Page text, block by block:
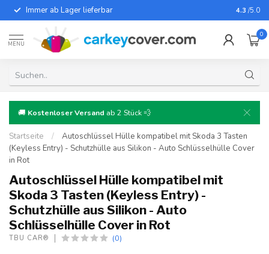
Immer ab Lager lieferbar Für fast
4.3 /5.0
MENU
0
🚚 Kostenloser Versand ab 2 Stück 💨
Startseite /
Autoschlüssel Hülle kompatibel mit Skoda 3 Tasten
(Keyless Entry) - Schutzhülle aus Silikon - Auto Schlüsselhülle Cover
in Rot
Autoschlüssel Hülle kompatibel mit
Skoda 3 Tasten (Keyless Entry) -
Schutzhülle aus Silikon - Auto
Schlüsselhülle Cover in Rot
TBU CAR® (0)